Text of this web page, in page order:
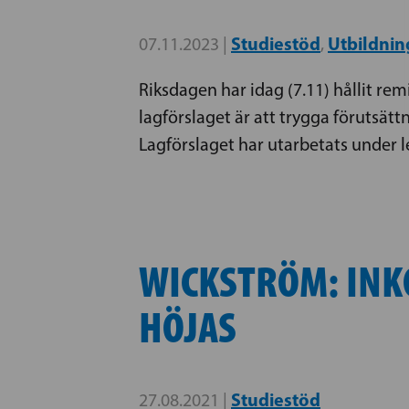
07.11.2023 | Studiestöd,
Riksdagen har idag (7.11) hållit
lagförslaget är att trygga
Lagförslaget har utarbetats under
WICKSTRÖM:
HÖJAS
27.08.2021 | Studiestöd